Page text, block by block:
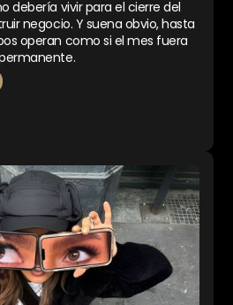
debería vivir para el cierre del
negocio. Y suena obvio, hasta
operan como si el mes fuera